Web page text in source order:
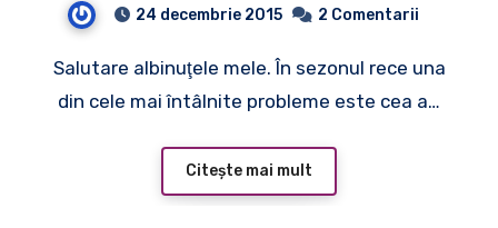
aromă de mango de la
Apiland
24 decembrie 2015 2 Comentarii
Salutare albinuţele mele. În sezonul rece una
din cele mai întâlnite probleme este cea a…
Citește mai mult